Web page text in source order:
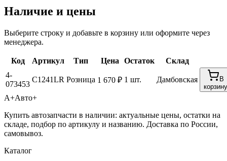
Наличие и цены
Выберите строку и добавьте в корзину или оформите через
менеджера.
Код Артикул Тип Цена Остаток
Склад
4-
073453
C1241LR Розница 1 670 ₽ 1 шт. Дамбовская
В
корзину
А+Авто+
Купить автозапчасти в наличии: актуальные цены, остатки на
складе, подбор по артикулу и названию. Доставка по России,
самовывоз.
Каталог